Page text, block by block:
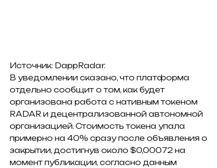
Источник: DappRadar.
В уведомлении сказано, что платформа
отдельно сообщит о том, как будет
организована работа с нативным токеном
RADAR и децентрализованной автономной
организацией. Стоимость токена упала
примерно на 40% сразу после объявления о
закрытии, достигнув около $0,00072 на
момент публикации, согласно данным